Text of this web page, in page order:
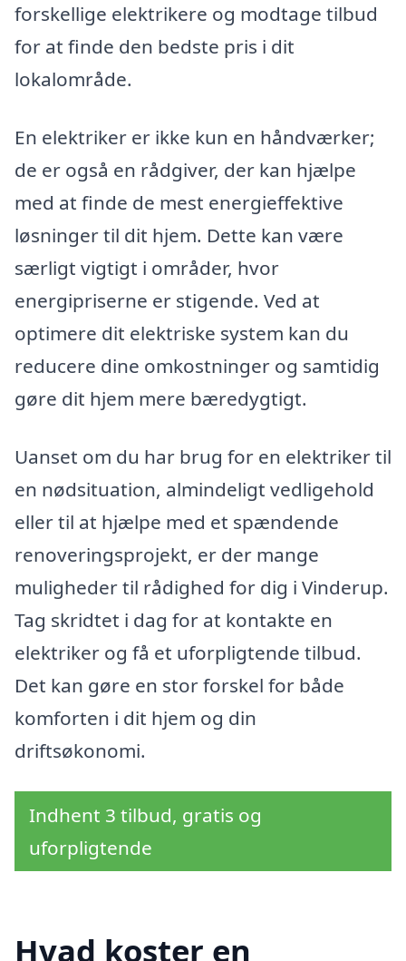
forskellige elektrikere og modtage tilbud
for at finde den bedste pris i dit
lokalområde.
En elektriker er ikke kun en håndværker;
de er også en rådgiver, der kan hjælpe
med at finde de mest energieffektive
løsninger til dit hjem. Dette kan være
særligt vigtigt i områder, hvor
energipriserne er stigende. Ved at
optimere dit elektriske system kan du
reducere dine omkostninger og samtidig
gøre dit hjem mere bæredygtigt.
Uanset om du har brug for en elektriker til
en nødsituation, almindeligt vedligehold
eller til at hjælpe med et spændende
renoveringsprojekt, er der mange
muligheder til rådighed for dig i Vinderup.
Tag skridtet i dag for at kontakte en
elektriker og få et uforpligtende tilbud.
Det kan gøre en stor forskel for både
komforten i dit hjem og din
driftsøkonomi.
Indhent 3 tilbud, gratis og
uforpligtende
Hvad koster en